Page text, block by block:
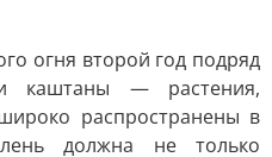
огня второй год подряд
каштаны — растения,
распространены в
должна не только